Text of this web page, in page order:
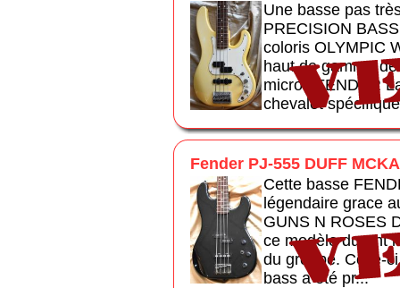
Une basse pas
PRECISION
coloris OLYMPIC
haut de gamme
micros FENDER
chevalet
Fender PJ-555 DUFF
Cette basse
légendaire grace
GUNS N ROSES
ce modèle durant
du groupe. Celle-
bass a été pr...